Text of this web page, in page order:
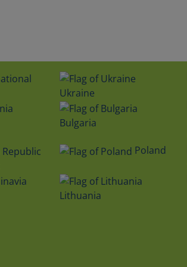
Ukraine
Bulgaria
Poland
Lithuania